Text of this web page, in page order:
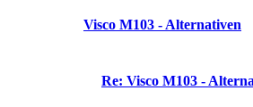
Visco M103 - Alternativen
Re: Visco M103 -